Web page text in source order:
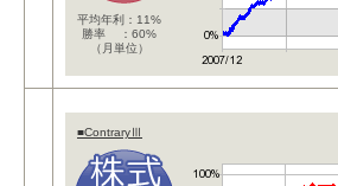
平均年利：11%
勝率 ：60%
（月単位）
■ContraryⅢ